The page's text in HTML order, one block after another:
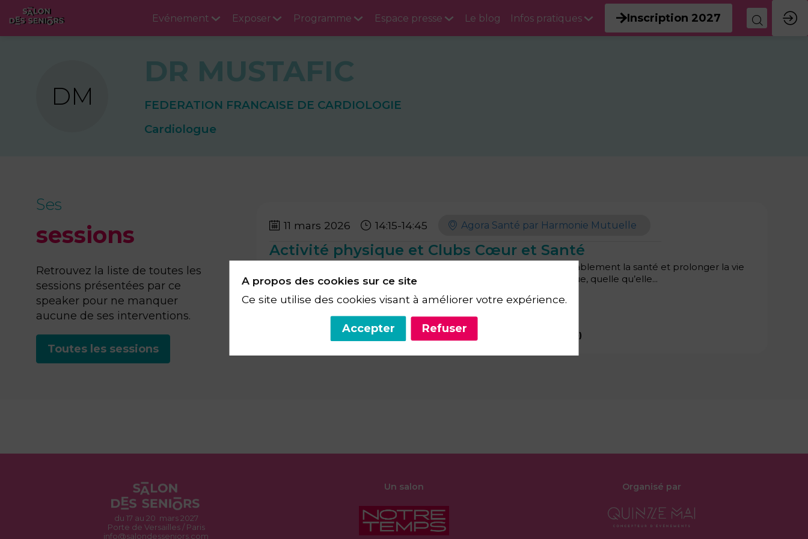
Evénement Exposer Programme Espace presse Le blog Infos pratiques Inscription 2027
DM
DR MUSTAFIC
FEDERATION FRANCAISE DE CARDIOLOGIE
Cardiologue
Ses
sessions
Retrouvez la liste de toutes les
sessions présentées par ce
speaker pour ne manquer
aucune de ses interventions.
Toutes les sessions
11 mars 2026 14:15-14:45 Agora Santé par Harmonie Mutuelle
Activité physique et Clubs Cœur et Santé
À tout âge, une activité physique régulière peut améliorer considérablement la santé et prolonger la vie
active, la qualité de vie et l’autonomie. Pratiquer une activité physique, quelle qu’elle...
FEDERATION FRANCAISE DE CARDIOLOGIE )
du 17 au 20 mars 2027
Porte de Versailles / Paris
info@salondesseniors.com
Un salon Organisé par
A propos des cookies sur ce site
Ce site utilise des cookies visant à améliorer votre expérience.
Accepter Refuser